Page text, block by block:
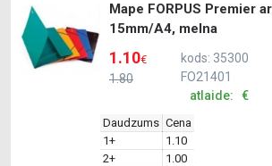
Mape FORPUS Premier
15mm/A4, melna
1.80
1.10€
kods: 35300
FO21401
atlaide: €
Daudzums Cena
1+
1.10
2+
1.00